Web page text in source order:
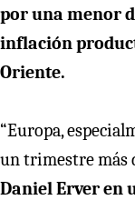
por una menor
inflación
Oriente.
“Europa,
un trimestre más
Daniel Erver en